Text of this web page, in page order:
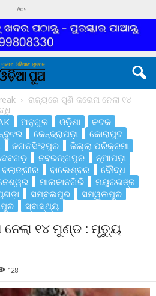
Ads
ରାଜ୍ୟରେ ପୁଣି କରୋନା ନେଲା ୧୪
ଅନୁଗୁଳ ଓଡ଼ିଶା
କଟକ
କେନ୍ଦ୍ରାପଡ଼ା
କୋରାପୁଟ
ଜଗତସିଂହପୁର
ଜିଲ୍ଲା ପରିକ୍ରମା
ନବରଙ୍ଗପୁର
ନୂଆପଡ଼ା
ବଲାଙ୍ଗୀର ବାଲେଶ୍ବର
ବୌଦ୍ଧ
ମାଲକାନଗିରି
ମୟୁରଭଞ୍ଜ
ସମ୍ବଲପୁର
ସମ୍ୱଲପୁର
ସ୍ବାସ୍ଥ୍ୟ
ନେଲା ୧୪ ମୁଣ୍ଡ : ମୃତ୍ୟୁ
128